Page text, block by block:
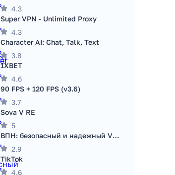
4.3
Super VPN - Unlimited Proxy
4.3
Character AI: Chat, Talk, Text
3.8
1XBET
4.6
90 FPS + 120 FPS (v3.6)
3.7
Sova V RE
5
ВПН: безопасный и надежный VPN
2.9
TikTok
4.6